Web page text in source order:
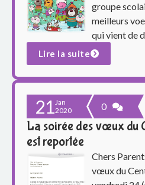
groupe
meilleurs
qui vient de
Lire la suite
21 Jan
2020
0
La soirée des vœux du
est reportée
Chers
vœux du